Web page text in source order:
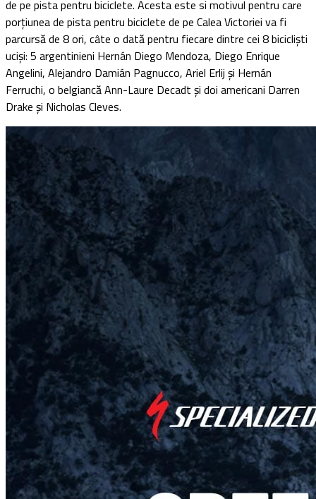
de pe pista pentru biciclete. Acesta este si motivul pentru care
porțiunea de pista pentru biciclete de pe Calea Victoriei va fi
parcursă de 8 ori, câte o dată pentru fiecare dintre cei 8 bicicliști
uciși: 5 argentinieni Hernán Diego Mendoza, Diego Enrique
Angelini, Alejandro Damián Pagnucco, Ariel Erlij și Hernán
Ferruchi, o belgiancă Ann-Laure Decadt și doi americani Darren
Drake și Nicholas Cleves.